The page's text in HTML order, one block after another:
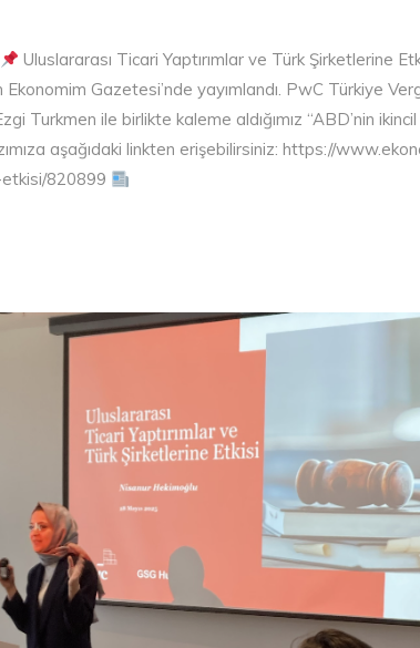
Uluslararası Ticari Yaptırımlar ve Türk Şirketlerine
Ekonomim Gazetesi’nde yayımlandı. PwC Türkiye
Turkmen ile birlikte kaleme aldığımız “ABD’nin ikincil
aşağıdaki linkten erişebilirsiniz: https://
820899